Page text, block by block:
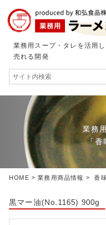
業務用スープ・タレを活用し
売れる開発
業務
「香
HOME >業務用商品情報 >香
黒マー油(No.1165) 900g